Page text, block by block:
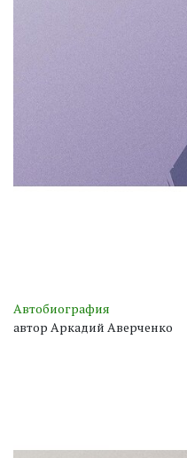
Автобиография
автор Аркадий Аверченко